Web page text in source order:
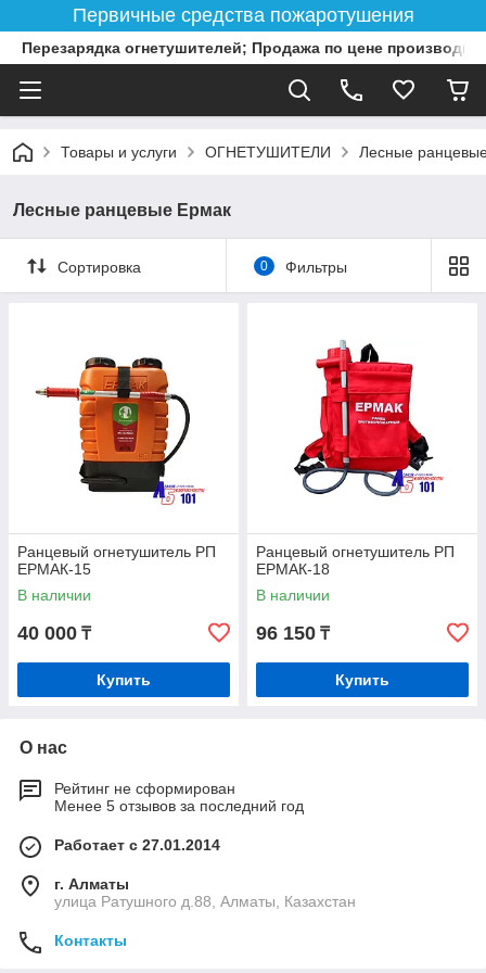
Первичные средства пожаротушения
Перезарядка огнетушителей; Продажа по цене
Товары и услуги ОГНЕТУШИТЕЛИ Лесные
Лесные ранцевые Ермак
Сортировка 0 Фильтры
Ранцевый огнетушитель РП
ЕРМАК-15
В наличии
40 000 ₸
Купить
Ранцевый огнетушитель РП
ЕРМАК-18
В наличии
96 150 ₸
Купить
О нас
Рейтинг не сформирован
Менее 5 отзывов за последний год
Работает с 27.01.2014
г. Алматы
улица Ратушного д.88, Алматы, Казахстан
Контакты